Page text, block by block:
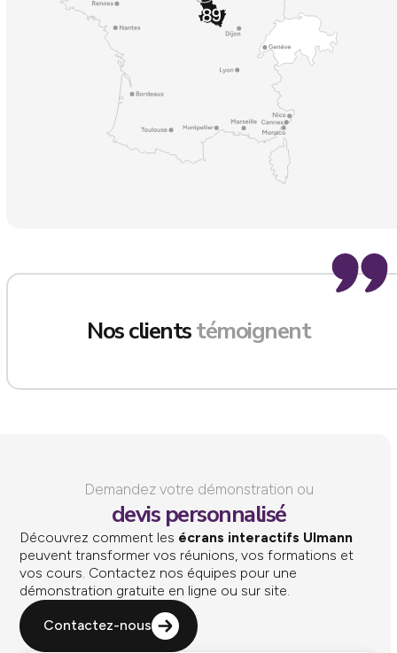
Nos clientstémoignent
Demandez votre démonstration ou
devis personnalisé
Découvrez comment les écrans interactifs Ulmann
peuvent transformer vos réunions, vos formations et
vos cours. Contactez nos équipes pour une
démonstration gratuite en ligne ou sur site.
Contactez-nous